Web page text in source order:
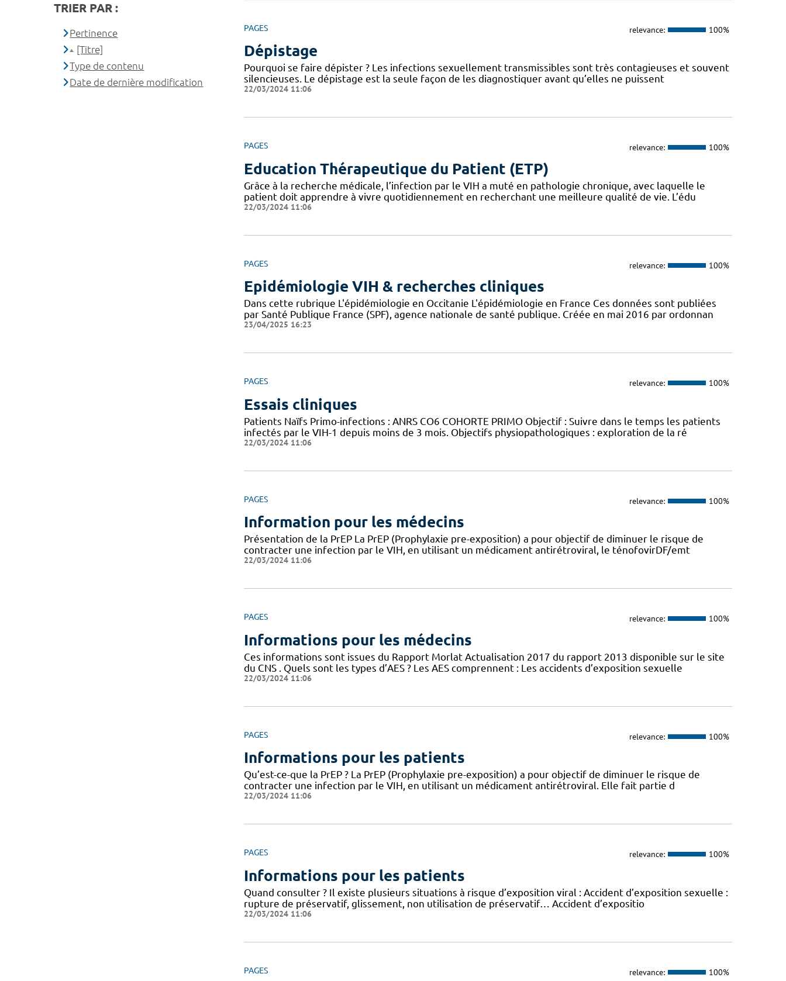
PAGES relevance: 100%
Dépistage
Pourquoi se faire dépister ? Les infections sexuellement transmissibles sont très contagieuses et souvent
silencieuses. Le dépistage est la seule façon de les diagnostiquer avant qu’elles ne puissent
22/03/2024 11:06
PAGES relevance: 100%
Education Thérapeutique du Patient (ETP)
Grâce à la recherche médicale, l’infection par le VIH a muté en pathologie chronique, avec laquelle le
patient doit apprendre à vivre quotidiennement en recherchant une meilleure qualité de vie. L’édu
22/03/2024 11:06
PAGES relevance: 100%
Epidémiologie VIH & recherches cliniques
Dans cette rubrique L'épidémiologie en Occitanie L'épidémiologie en France Ces données sont publiées
par Santé Publique France (SPF), agence nationale de santé publique. Créée en mai 2016 par ordonnan
23/04/2025 16:23
PAGES relevance: 100%
Essais cliniques
Patients Naïfs Primo-infections : ANRS CO6 COHORTE PRIMO Objectif : Suivre dans le temps les patients
infectés par le VIH-1 depuis moins de 3 mois. Objectifs physiopathologiques : exploration de la ré
22/03/2024 11:06
PAGES relevance: 100%
Information pour les médecins
Présentation de la PrEP La PrEP (Prophylaxie pre-exposition) a pour objectif de diminuer le risque de
contracter une infection par le VIH, en utilisant un médicament antirétroviral, le ténofovirDF/emt
22/03/2024 11:06
PAGES relevance: 100%
Informations pour les médecins
Ces informations sont issues du Rapport Morlat Actualisation 2017 du rapport 2013 disponible sur le site
du CNS . Quels sont les types d’AES ? Les AES comprennent : Les accidents d’exposition sexuelle
22/03/2024 11:06
PAGES relevance: 100%
Informations pour les patients
Qu’est-ce-que la PrEP ? La PrEP (Prophylaxie pre-exposition) a pour objectif de diminuer le risque de
contracter une infection par le VIH, en utilisant un médicament antirétroviral. Elle fait partie d
22/03/2024 11:06
PAGES relevance: 100%
Informations pour les patients
Quand consulter ? Il existe plusieurs situations à risque d’exposition viral : Accident d’exposition sexuelle :
rupture de préservatif, glissement, non utilisation de préservatif… Accident d’expositio
22/03/2024 11:06
PAGES relevance: 100%
TRIER PAR :
Pertinence
[Titre]
Type de contenu
Date de dernière modification